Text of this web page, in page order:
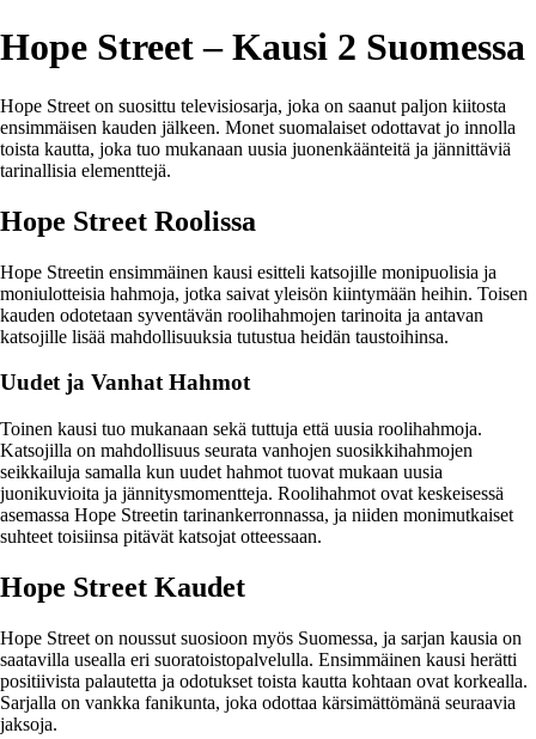
Hope Street – Kausi 2 Suomessa
Hope Street on suosittu televisiosarja, joka on saanut paljon kiitosta
ensimmäisen kauden jälkeen. Monet suomalaiset odottavat jo innolla
toista kautta, joka tuo mukanaan uusia juonenkäänteitä ja jännittäviä
tarinallisia elementtejä.
Hope Street Roolissa
Hope Streetin ensimmäinen kausi esitteli katsojille monipuolisia ja
moniulotteisia hahmoja, jotka saivat yleisön kiintymään heihin. Toisen
kauden odotetaan syventävän roolihahmojen tarinoita ja antavan
katsojille lisää mahdollisuuksia tutustua heidän taustoihinsa.
Uudet ja Vanhat Hahmot
Toinen kausi tuo mukanaan sekä tuttuja että uusia roolihahmoja.
Katsojilla on mahdollisuus seurata vanhojen suosikkihahmojen
seikkailuja samalla kun uudet hahmot tuovat mukaan uusia
juonikuvioita ja jännitysmomentteja. Roolihahmot ovat keskeisessä
asemassa Hope Streetin tarinankerronnassa, ja niiden monimutkaiset
suhteet toisiinsa pitävät katsojat otteessaan.
Hope Street Kaudet
Hope Street on noussut suosioon myös Suomessa, ja sarjan kausia on
saatavilla usealla eri suoratoistopalvelulla. Ensimmäinen kausi herätti
positiivista palautetta ja odotukset toista kautta kohtaan ovat korkealla.
Sarjalla on vankka fanikunta, joka odottaa kärsimättömänä seuraavia
jaksoja.